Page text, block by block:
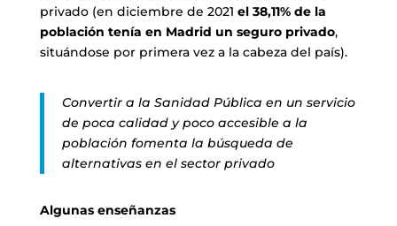
privado (en diciembre de 2021 el 38,11% de la
población tenía en Madrid un seguro privado,
situándose por primera vez a la cabeza del país).
Convertir a la Sanidad Pública en un servicio
de poca calidad y poco accesible a la
población fomenta la búsqueda de
alternativas en el sector privado
Algunas enseñanzas